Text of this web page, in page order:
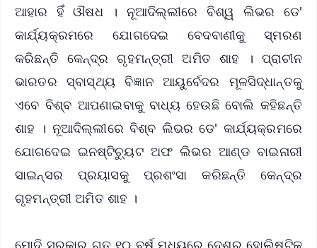
ଆହାର ହିଁ ଔଷଧ । ନୂଆଦିଲ୍ଲୀରେ ବିଶ୍ୱ ଲିଭର ଡେ'
କାର୍ଯ୍ୟକ୍ରମରେ ଯୋଗଦେଇ ବେଦବାଣୀକୁ ସ୍ମରଣ
କରିଛନ୍ତି କେନ୍ଦ୍ର ଗୃହମନ୍ତ୍ରୀ ଅମିତ ଶାହ । ପ୍ରାଚୀନ
ଭାରତର ସ୍ବାସ୍ଥ୍ୟ ବିଜ୍ଞାନ ଆୟୁର୍ବେଦର ମୂଳସିଦ୍ଧାନ୍ତକୁ
ଏବେ ବିଶ୍ବ ଆପଣାଇବାକୁ ବାଧ୍ୟ ହେଉଛି ବୋଲି କହିଛନ୍ତି
ଶାହ । ନୂଆଦିଲ୍ଲୀରେ ବିଶ୍ବ ଲିଭର ଡେ' କାର୍ଯ୍ୟକ୍ରମରେ
ଯୋଗଦେଇ ଇନଷ୍ଟିଚ୍ୟୁଟ ଅଫ ଲିଭର ଆଣ୍ଡ ବାଇନାରୀ
ସାଇନ୍ସର ପ୍ରୟାସକୁ ପ୍ରଶଂସା କରିଛନ୍ତି କେନ୍ଦ୍ର
ଗୃହମନ୍ତ୍ରୀ ଅମିତ ଶାହ ।
ମୋଦି ସରକାର ଗତ ୧୦ ବର୍ଷ ମଧ୍ୟରେ ଦେଶର ହୋଲିଷ୍ଟିକ